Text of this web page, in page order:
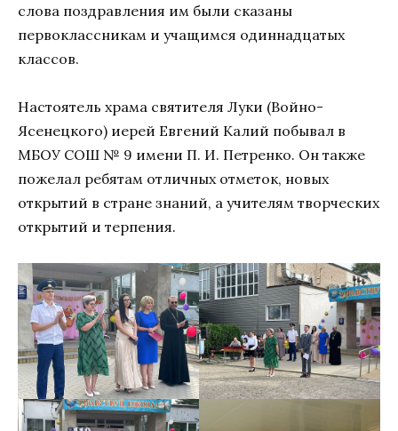
слова поздравления им были сказаны
первоклассникам и учащимся одиннадцатых
классов.
Настоятель храма святителя Луки (Войно-
Ясенецкого) иерей Евгений Калий побывал в
МБОУ СОШ № 9 имени П. И. Петренко. Он также
пожелал ребятам отличных отметок, новых
открытий в стране знаний, а учителям творческих
открытий и терпения.